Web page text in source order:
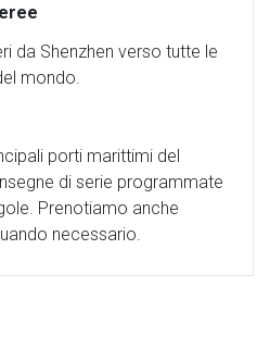
da Shenzhen verso tutte le
mondo.
porti marittimi del
di serie programmate
Prenotiamo anche
necessario.